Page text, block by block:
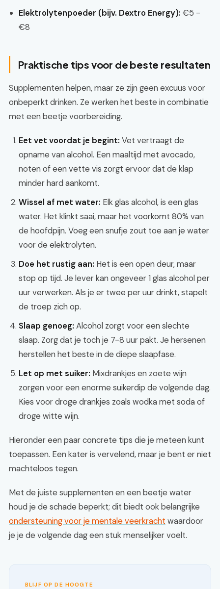
Elektrolytenpoeder (bijv. Dextro Energy): €5 -
€8
Praktische tips voor de beste resultaten
Supplementen helpen, maar ze zijn geen excuus voor
onbeperkt drinken. Ze werken het beste in combinatie
met een beetje voorbereiding.
Eet vet voordat je begint: Vet vertraagt de
opname van alcohol. Een maaltijd met avocado,
noten of een vette vis zorgt ervoor dat de klap
minder hard aankomt.
Wissel af met water: Elk glas alcohol, is een glas
water. Het klinkt saai, maar het voorkomt 80% van
de hoofdpijn. Voeg een snufje zout toe aan je water
voor de elektrolyten.
Doe het rustig aan: Het is een open deur, maar
stop op tijd. Je lever kan ongeveer 1 glas alcohol per
uur verwerken. Als je er twee per uur drinkt, stapelt
de troep zich op.
Slaap genoeg: Alcohol zorgt voor een slechte
slaap. Zorg dat je toch je 7-8 uur pakt. Je hersenen
herstellen het beste in de diepe slaapfase.
Let op met suiker: Mixdrankjes en zoete wijn
zorgen voor een enorme suikerdip de volgende dag.
Kies voor droge drankjes zoals wodka met soda of
droge witte wijn.
Hieronder een paar concrete tips die je meteen kunt
toepassen. Een kater is vervelend, maar je bent er niet
machteloos tegen.
Met de juiste supplementen en een beetje water
houd je de schade beperkt; dit biedt ook belangrijke
ondersteuning voor je mentale veerkracht waardoor
je je de volgende dag een stuk menselijker voelt.
BLIJF OP DE HOOGTE